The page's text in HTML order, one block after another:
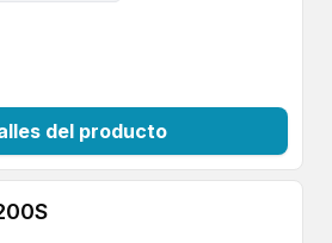
del producto